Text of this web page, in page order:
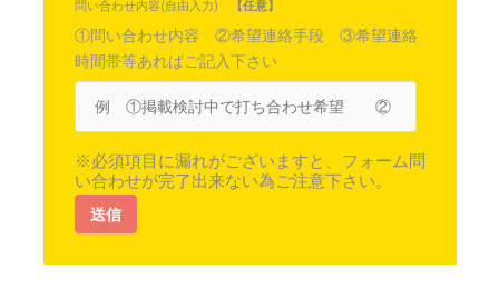
問い合わせ内容(自由入力) 【任意】
①問い合わせ内容 ②希望連絡手段 ③希望連絡
時間帯等あればご記入下さい
※必須項目に漏れがございますと、フォーム問
い合わせが完了出来ない為ご注意下さい。